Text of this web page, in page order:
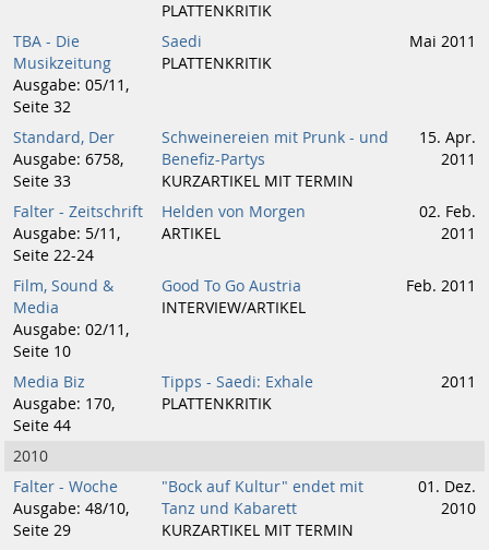
PLATTENKRITIK
TBA - Die
Musikzeitung
Ausgabe: 05/11,
Seite 32
Saedi
PLATTENKRITIK
Mai 2011
Standard, Der
Ausgabe: 6758,
Seite 33
Schweinereien mit Prunk - und
Benefiz-Partys
KURZARTIKEL MIT TERMIN
15. Apr.
2011
Falter - Zeitschrift
Ausgabe: 5/11,
Seite 22-24
Helden von Morgen
ARTIKEL
02. Feb.
2011
Film, Sound &
Media
Ausgabe: 02/11,
Seite 10
Good To Go Austria
INTERVIEW/ARTIKEL
Feb. 2011
Media Biz
Ausgabe: 170,
Seite 44
Tipps - Saedi: Exhale
PLATTENKRITIK
2011
2010
Falter - Woche
Ausgabe: 48/10,
Seite 29
"Bock auf Kultur" endet mit
Tanz und Kabarett
KURZARTIKEL MIT TERMIN
01. Dez.
2010